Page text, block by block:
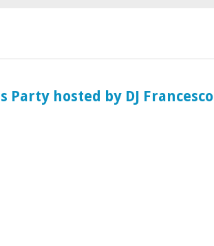
Party hosted by DJ Francesco